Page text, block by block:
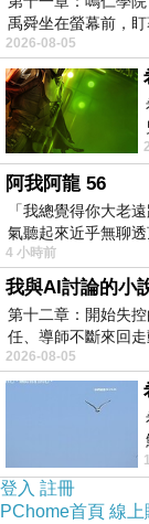
不狂熱衝景 不呆呆
那就讓我的攝影眼
來吧!!!找一天我們
２０２３年手機拍
活動計畫https://
２０２３年【旅行
活動計畫https://
年度中每個月分適
２０２３年【旅
https://
風景＊晨昏＊夜景
２０２４年 日本
禹舜坐在螢幕前，
2026-08-05
阿我阿龍 56
「我總覺得你大老
氣聽起來近乎無聊
4 小時前
我與AI討論的小
第十二章：開始失
任、導師不斷來回
2026-08-05
登入 註冊
PChome首頁 線上